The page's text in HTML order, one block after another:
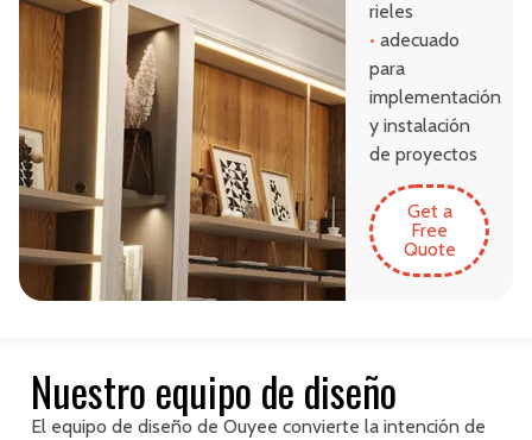
rieles
• adecuado
para
implementación
y instalación
de proyectos
Get a
Free
Quote
Nuestro equipo de diseño
El equipo de diseño de Ouyee convierte la intención de